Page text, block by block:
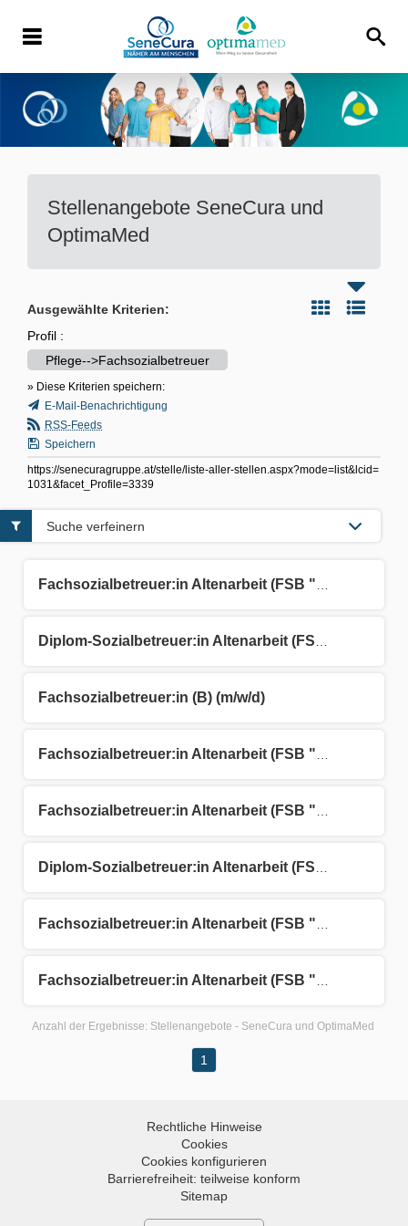
Stellenangebote SeneCura und
OptimaMed
Ausgewählte Kriterien:
Profil :
Pflege-->Fachsozialbetreuer
» Diese Kriterien speichern:
E-Mail-Benachrichtigung
RSS-Feeds
Speichern
https://senecuragruppe.at/stelle/liste-aller-stellen.aspx?mode=list&lcid=
1031&facet_Profile=3339
Fachsozialbetreuer:in (B) (m/w/d)
Suche verfeinern
Anzahl der Ergebnisse: Stellenangebote - SeneCura und OptimaMed
1
Rechtliche Hinweise
Cookies
Cookies konfigurieren
Barrierefreiheit: teilweise konform
Sitemap